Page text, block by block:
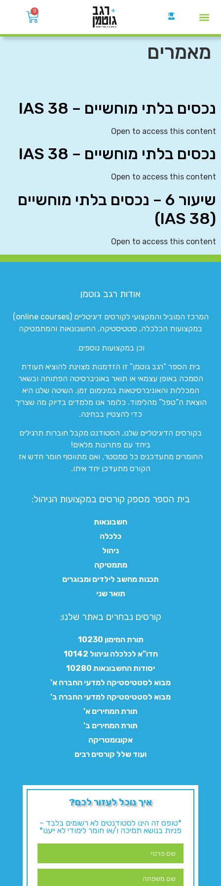
0
מאמרים
נכסים בלתי מוחשיים – IAS 38
Open to access this content
נכסים בלתי מוחשיים – IAS 38
Open to access this content
שיעור 6 – נכסים בלתי מוחשיים
(IAS 38)
Open to access this content
אודות רגב גוטמן
המרכז המוביל והמקצועי לקורסים דיגיטליים (online courses)
במקצועות הכלכלה, סטטיסטיקה, החשבונאות והמתמטיקה
וכן במקצועות נוספים.
בית הספר “רגב גוטמן” זו הזדמנות מצוינת להוציא תעודת
הסמכה באופן עצמאי או תואר באוניברסיטה הפתוחה ובשאר
המכללות והאוניברסיטאות במינימום זמן. השיטה שלנו היא
הוצאת ה”טפל” מהלימוד. כלומר אנו מלמדים בדיוק מה שצריך
כדי להצטיין בבחינה.
בקורסים הדיגיטליים שלנו, הסטודנט מקבל חוברות תרגילים
ביחד עם פתרונות מלאים!
החומרים מתעדכנים כל סמסטר, ואם מתווסף חומר חדש אז
הקורס מתעדכן יחד איתו.
בית הספר מספק קורסים במקצועות הניהול:
חשבונאות
כלכלה
ניהול
מתמטיקה
תכנות מחשב לילדים ומבוגרים
תואר שני
קורסים נבחרים באתר שלנו:​
תורת המימון 10230
חדו"א לכלכלה וניהול 10142
יסודות החשבונאות 10280
מבוא לסטטיסטיקה למדעי החברה א'
מבוא לסטטיסטיקה למדעי החברה ב'
תורת המחירים א'
תורת המחירים ב'
אקונומטריקה
ועוד שלל קורסים רבים
איך נוכל לעזור לכם?
*טופס זה הינו לסטודנטים לא רשומים בלבד –
פניות בנושא תמיכה ו/או חומר לימודי לא ייענו*